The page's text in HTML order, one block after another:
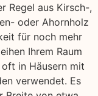
Regel aus Kirsch-,
oder Ahornholz
für noch mehr
Ihrem Raum
in Häusern mit
verwendet. Es